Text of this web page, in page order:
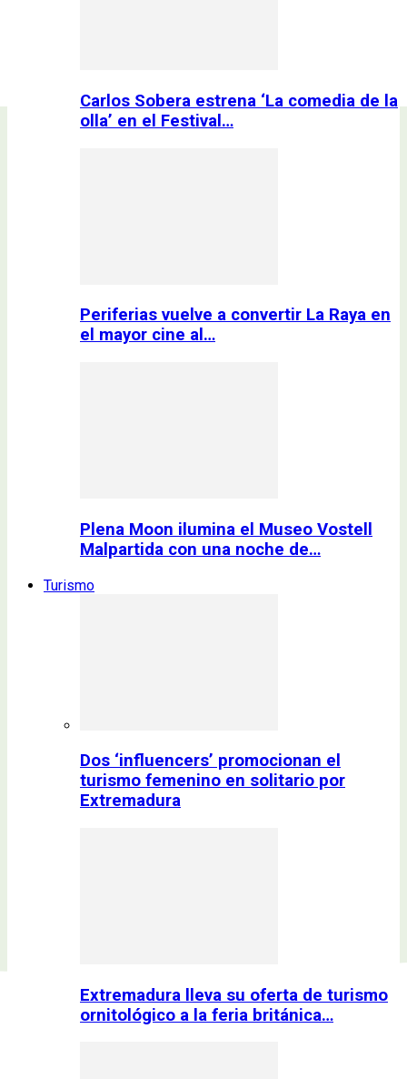
Carlos Sobera estrena ‘La comedia de la
olla’ en el Festival…
Periferias vuelve a convertir La Raya en
el mayor cine al…
Plena Moon ilumina el Museo Vostell
Malpartida con una noche de…
Turismo
Dos ‘influencers’ promocionan el
turismo femenino en solitario por
Extremadura
Extremadura lleva su oferta de turismo
ornitológico a la feria británica…